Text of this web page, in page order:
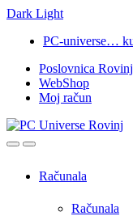
Dark Light
navigation
content
PC-universe…
Poslovnica Rovinj
WebShop
Moj račun
OpenClose
Računala
Računala